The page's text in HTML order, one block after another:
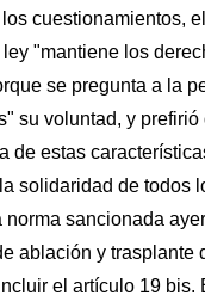
cuestionamientos,
"mantiene los
se pregunta a la
su voluntad, y prefirió
de estas
solidaridad de todos
norma sancionada
ablación y trasplante
el artículo 19 bis.